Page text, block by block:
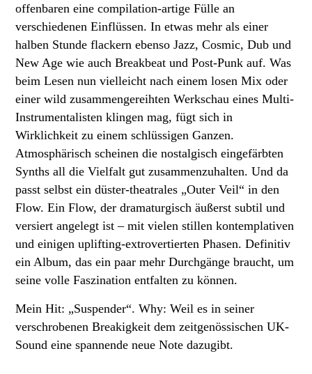
offenbaren eine compilation-artige Fülle an
verschiedenen Einflüssen. In etwas mehr als einer
halben Stunde flackern ebenso Jazz, Cosmic, Dub und
New Age wie auch Breakbeat und Post-Punk auf. Was
beim Lesen nun vielleicht nach einem losen Mix oder
einer wild zusammengereihten Werkschau eines Multi-
Instrumentalisten klingen mag, fügt sich in
Wirklichkeit zu einem schlüssigen Ganzen.
Atmosphärisch scheinen die nostalgisch eingefärbten
Synths all die Vielfalt gut zusammenzuhalten. Und da
passt selbst ein düster-theatrales „Outer Veil“ in den
Flow. Ein Flow, der dramaturgisch äußerst subtil und
versiert angelegt ist – mit vielen stillen kontemplativen
und einigen uplifting-extrovertierten Phasen. Definitiv
ein Album, das ein paar mehr Durchgänge braucht, um
seine volle Faszination entfalten zu können.
Mein Hit: „Suspender“. Why: Weil es in seiner
verschrobenen Breakigkeit dem zeitgenössischen UK-
Sound eine spannende neue Note dazugibt.